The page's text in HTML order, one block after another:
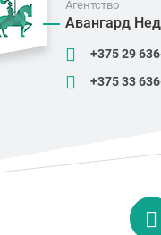
Агентство
Авангард
+375 29
+375 33